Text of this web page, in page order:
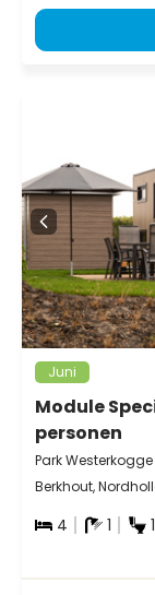
Juni
Module
personen
Park Westerkogge
Berkhout,
4 1 1